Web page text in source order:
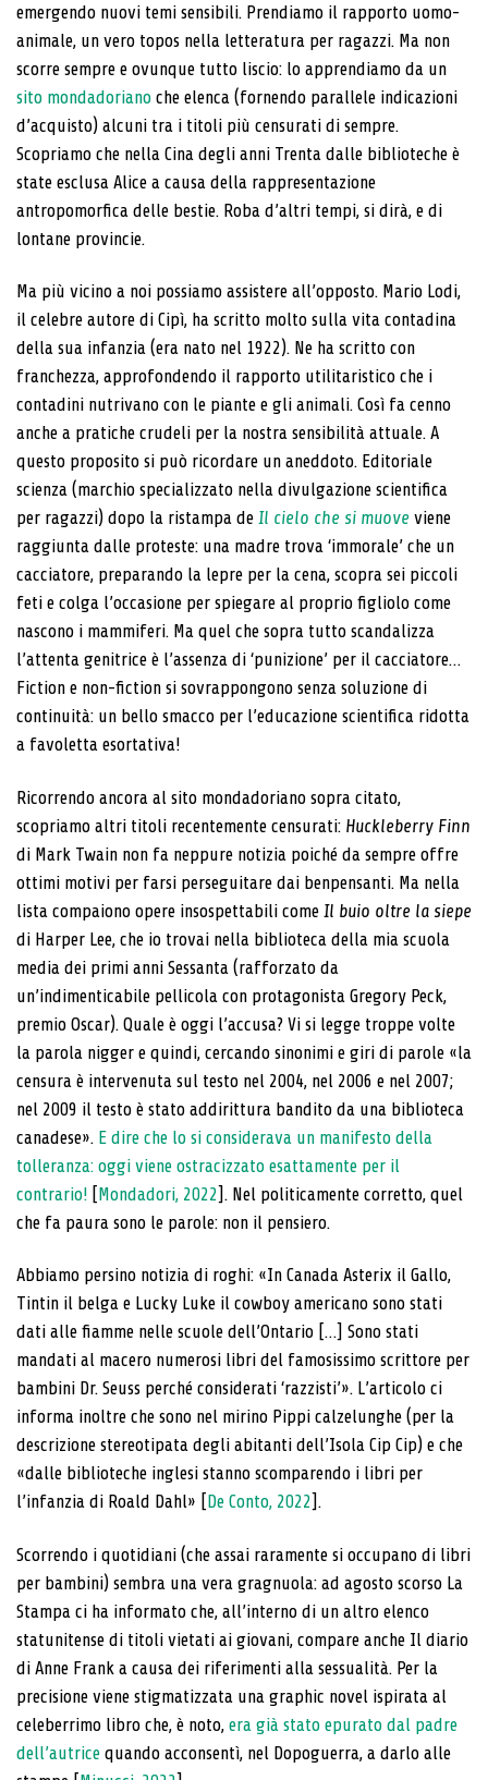
emergendo nuovi temi sensibili. Prendiamo il rapporto uomo-
animale, un vero topos nella letteratura per ragazzi. Ma non
scorre sempre e ovunque tutto liscio: lo apprendiamo da un
sito mondadoriano che elenca (fornendo parallele indicazioni
d’acquisto) alcuni tra i titoli più censurati di sempre.
Scopriamo che nella Cina degli anni Trenta dalle biblioteche è
state esclusa Alice a causa della rappresentazione
antropomorfica delle bestie. Roba d’altri tempi, si dirà, e di
lontane provincie.
Ma più vicino a noi possiamo assistere all’opposto. Mario Lodi,
il celebre autore di Cipì, ha scritto molto sulla vita contadina
della sua infanzia (era nato nel 1922). Ne ha scritto con
franchezza, approfondendo il rapporto utilitaristico che i
contadini nutrivano con le piante e gli animali. Così fa cenno
anche a pratiche crudeli per la nostra sensibilità attuale. A
questo proposito si può ricordare un aneddoto. Editoriale
scienza (marchio specializzato nella divulgazione scientifica
per ragazzi) dopo la ristampa de Il cielo che si muove viene
raggiunta dalle proteste: una madre trova ‘immorale’ che un
cacciatore, preparando la lepre per la cena, scopra sei piccoli
feti e colga l’occasione per spiegare al proprio figliolo come
nascono i mammiferi. Ma quel che sopra tutto scandalizza
l’attenta genitrice è l’assenza di ‘punizione’ per il cacciatore…
Fiction e non-fiction si sovrappongono senza soluzione di
continuità: un bello smacco per l’educazione scientifica ridotta
a favoletta esortativa!
Ricorrendo ancora al sito mondadoriano sopra citato,
scopriamo altri titoli recentemente censurati: Huckleberry Finn
di Mark Twain non fa neppure notizia poiché da sempre offre
ottimi motivi per farsi perseguitare dai benpensanti. Ma nella
lista compaiono opere insospettabili come Il buio oltre la siepe
di Harper Lee, che io trovai nella biblioteca della mia scuola
media dei primi anni Sessanta (rafforzato da
un’indimenticabile pellicola con protagonista Gregory Peck,
premio Oscar). Quale è oggi l’accusa? Vi si legge troppe volte
la parola nigger e quindi, cercando sinonimi e giri di parole «la
censura è intervenuta sul testo nel 2004, nel 2006 e nel 2007;
nel 2009 il testo è stato addirittura bandito da una biblioteca
canadese». E dire che lo si considerava un manifesto della
tolleranza: oggi viene ostracizzato esattamente per il
contrario! [Mondadori, 2022]. Nel politicamente corretto, quel
che fa paura sono le parole: non il pensiero.
Abbiamo persino notizia di roghi: «In Canada Asterix il Gallo,
Tintin il belga e Lucky Luke il cowboy americano sono stati
dati alle fiamme nelle scuole dell’Ontario […] Sono stati
mandati al macero numerosi libri del famosissimo scrittore per
bambini Dr. Seuss perché considerati ‘razzisti’». L’articolo ci
informa inoltre che sono nel mirino Pippi calzelunghe (per la
descrizione stereotipata degli abitanti dell’Isola Cip Cip) e che
«dalle biblioteche inglesi stanno scomparendo i libri per
l’infanzia di Roald Dahl» [
De Conto, 2022 ].
Scorrendo i quotidiani (che assai raramente si occupano di libri
per bambini) sembra una vera gragnuola: ad agosto scorso La
Stampa ci ha informato che, all’interno di un altro elenco
statunitense di titoli vietati ai giovani, compare anche Il diario
di Anne Frank a causa dei riferimenti alla sessualità. Per la
precisione viene stigmatizzata una graphic novel ispirata al
celeberrimo libro che, è noto, era già stato epurato dal padre
dell’autrice quando acconsentì, nel Dopoguerra, a darlo alle